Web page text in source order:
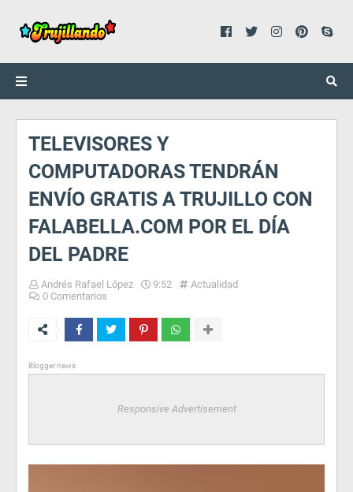
TELEVISORES Y
COMPUTADORAS TENDRÁN
ENVÍO GRATIS A TRUJILLO CON
FALABELLA.COM POR EL DÍA
DEL PADRE
Andrés Rafael López 9:52
Actualidad
0 Comentarios
Blogger news
Responsive Advertisement